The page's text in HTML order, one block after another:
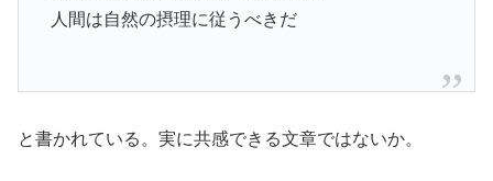
人間は自然の摂理に従うべきだ
と書かれている。実に共感できる文章ではないか。